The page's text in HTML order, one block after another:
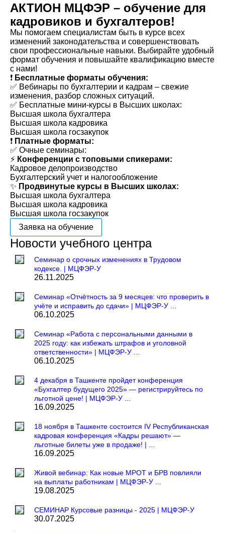
АКТИОН МЦФЭР – обучение для
кадровиков и бухгалтеров!
Мы помогаем специалистам быть в курсе всех
изменений законодательства и совершенствовать
свои профессиональные навыки. Выбирайте удобный
формат обучения и повышайте квалификацию вместе
с нами!
❗️ Бесплатные форматы обучения:
✅ Вебинары по бухгалтерии и кадрам – свежие
изменения, разбор сложных ситуаций.
✅ Бесплатные мини-курсы в Высших школах:
Высшая школа бухгалтера
Высшая школа кадровика
Высшая школа госзакупок
❗️ Платные форматы:
✅ Очные семинары:
⚡️ Конференции с топовыми спикерами:
Кадровое делопроизводство
Бухгалтерский учет и налогообложение
✨ Продвинутые курсы в Высших школах:
Высшая школа бухгалтера
Высшая школа кадровика
Высшая школа госзакупок
Заявка на обучение
Новости учебного центра
Семинар о срочных изменениях в Трудовом
кодексе. | МЦФЭР-У
26.11.2025
Семинар «Отчётность за 9 месяцев: что проверить в
учёте и исправить до сдачи» | МЦФЭР-У ...
06.10.2025
Семинар «Работа с персональными данными в
2025 году: как избежать штрафов и уголовной
ответственности» | МЦФЭР-У ...
06.10.2025
4 декабря в Ташкенте пройдет конференция
«Бухгалтер будущего 2025» — регистрируйтесь по
льготной цене! | МЦФЭР-У ...
16.09.2025
18 ноября в Ташкенте состоится IV Республиканская
кадровая конференция «Кадры решают» —
льготные билеты уже в продаже! | ...
16.09.2025
Живой вебинар: Как новые МРОТ и БРВ повлияли
на выплаты работникам | МЦФЭР-У ...
19.08.2025
СЕМИНАР Курсовые разницы - 2025 | МЦФЭР-У
30.07.2025